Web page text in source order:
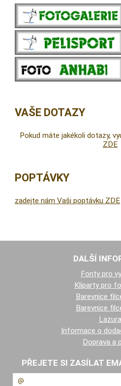
VAŠE DOTAZY
Pokud máte jakékoli dotazy,
ZDE
POPTÁVKY
zadejte nám Vaši poptávku ZDE
DALŠÍ
Fonty pro
Kliparty pro
Barevnice
Barevnice
Lazura
Informace o
Doprava a
PŘEJETE SI ZASÍLAT